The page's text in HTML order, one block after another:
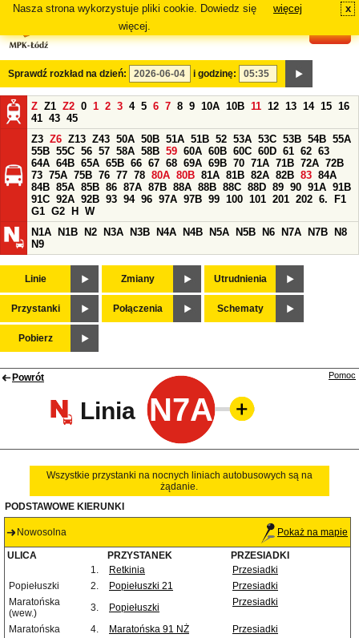
Nasza strona wykorzystuje pliki cookie. Dowiedz się
więcej.
więcej x
Sprawdź rozkład na dzień: i godzinę:
Z Z1 Z2 0 1 2 3 4 5 6 7 8 9 10A 10B 11 12 13 14 15 16
41 43 45
Z3 Z6 Z13 Z43 50A 50B 51A 51B 52 53A 53C 53B 54B 55A
55B 55C 56 57 58A 58B 59 60A 60B 60C 60D 61 62 63
64A 64B 65A 65B 66 67 68 69A 69B 70 71A 71B 72A 72B
73 75A 75B 76 77 78 80A 80B 81A 81B 82A 82B 83 84A
84B 85A 85B 86 87A 87B 88A 88B 88C 88D 89 90 91A 91B
91C 92A 92B 93 94 96 97A 97B 99 100 101 201 202 6.
F1
G1 G2 H
W
N1A
N1B N2 N3A N3B N4A N4B N5A N5B N6 N7A N7B
N8
N9
Linie Zmiany Utrudnienia
Przystanki Połączenia Schematy
Pobierz
Powrót
Linia N7A
Pomoc
Wszystkie przystanki na nocnych liniach autobusowych są na
żądanie.
PODSTAWOWE KIERUNKI
Nowosolna Pokaż na mapie
ULICA PRZYSTANEK
PRZESIADKI
1.
Retkinia
Przesiadki
Popiełuszki
2. Popiełuszki 21
Przesiadki
Maratońska
(wew.)
3. Popiełuszki Przesiadki
Maratońska 4. Maratońska 91 NŻ
Przesiadki